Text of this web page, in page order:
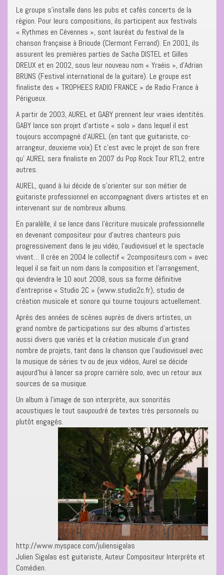
Le groupe s’installe dans les pubs et cafés concerts de la
région. Pour leurs compositions, ils participent aux festivals
« Rythmes en Cévennes », sont lauréat du festival de la
chanson française à Brioude (Clermont Ferrand). En 2001, ils
assurent les premières parties de Sacha DISTEL et Gilles
DREUX et en 2002, sous leur nouveau nom « Yraéis », d’Adrian
BRUNS (Festival international de la guitare). Le groupe est
finaliste des « TROPHEES RADIO FRANCE » de Radio France à
Périgueux.
A partir de 2003, AUREL et GABY prennent leur vraies identités.
GABY lance son projet d’artiste « solo » dans lequel il est
toujours accompagné d’AUREL (en tant que guitariste, co-
arrangeur, deuxieme voix) Et c’est avec le projet de son frere
qu’ AUREL sera finaliste en 2007 du Pop Rock Tour RTL2, entre
autres.
AUREL, quand à lui décide de s’orienter sur son métier de
guitariste professionnel en accompagnant divers artistes et en
intervenant sur de nombreux albums.
En paralèlle, il se lance dans l’écriture musicale professionnelle
en devenant compositeur pour d’autres chanteurs puis
progressivement dans le jeu vidéo, l’audiovisuel et le spectacle
vivant… Il crée en 2004 le collectif « 2compositeurs.com » avec
lequel il se fait un nom dans la composition et l’arrangement,
qui deviendra le 10 aout 2008, sous sa forme définitive
d’entreprise « Studio 2C » (www.studio2c.fr), studio de
création musicale et sonore qui tourne toujours actuellement.
Aprés des années de scènes auprès de divers artistes, un
grand nombre de participations sur des albums d’artistes
aussi divers que variés et la création musicale d’un grand
nombre de projets, tant dans la chanson que l’audiovisuel avec
la musique de séries tv ou de jeux vidéos, Aurel se décide
aujourd’hui à lancer sa propre carrière solo, avec un retour aux
sources de sa musique.
Un album à l’image de son interprète, aux sonorités
acoustiques le tout saupoudré de textes très personnels ou
plutôt engagés.
http://www.myspace.com/juliensigalas
Julien Sigalas est guitariste, Auteur Compositeur Interprète et
Comédien.